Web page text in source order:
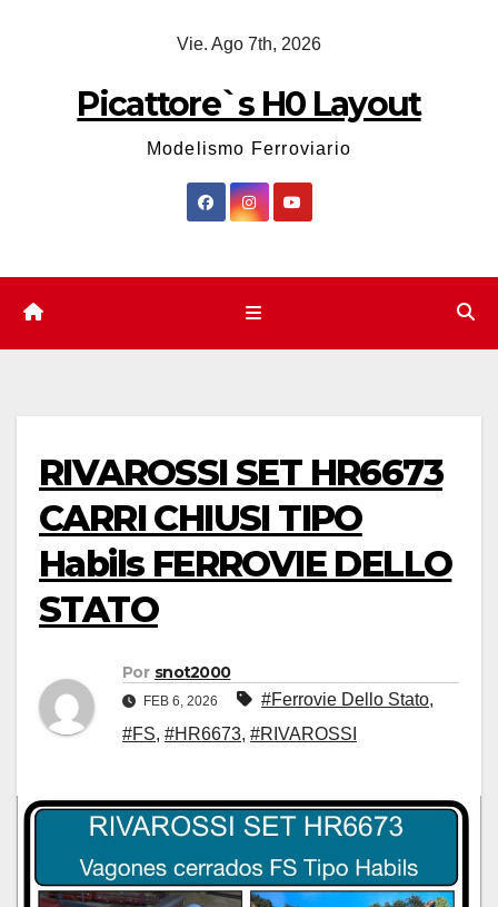
Vie. Ago 7th, 2026
Picattore`s H0 Layout
Modelismo Ferroviario
RIVAROSSI SET HR6673
CARRI CHIUSI TIPO
Habils FERROVIE DELLO
STATO
Por snot2000
FEB 6, 2026 #Ferrovie Dello Stato,
#FS, #HR6673, #RIVAROSSI